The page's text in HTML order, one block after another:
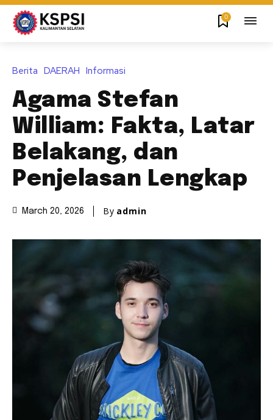
0
Berita DAERAH Informasi
Agama Stefan
William: Fakta, Latar
Belakang, dan
Penjelasan Lengkap
March 20, 2026 By admin